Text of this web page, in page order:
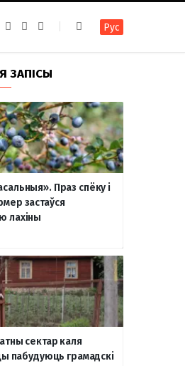
u
b
т
а
т
е
Рус
ЗАПІСЫ
Праз спёку і
застаўся
лахіны
сектар каля
пабудуюць грамадскі